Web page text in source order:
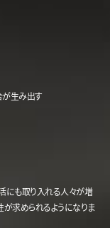
が生み出す
にも取り入れる人々が増
が求められるようになりま